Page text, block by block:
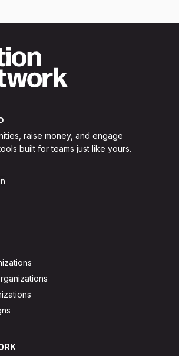
raise money, and engage
built for teams just like yours.